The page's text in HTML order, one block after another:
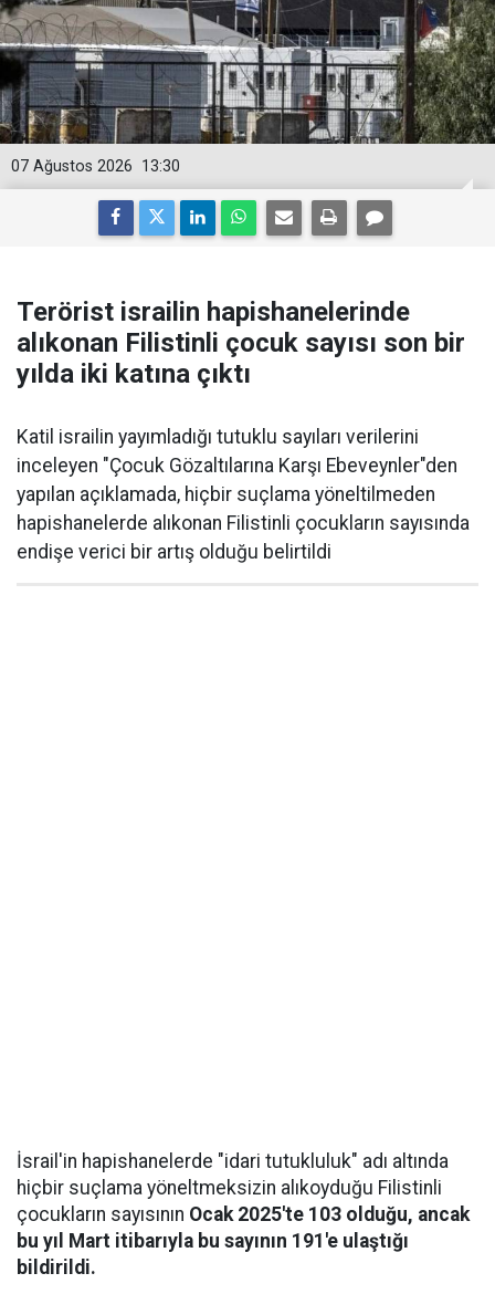
13:30
07 Ağustos 2026
Terörist israilin hapishanelerinde
alıkonan Filistinli çocuk sayısı son bir
yılda iki katına çıktı
Katil israilin yayımladığı tutuklu sayıları verilerini
inceleyen "Çocuk Gözaltılarına Karşı Ebeveynler"den
yapılan açıklamada, hiçbir suçlama yöneltilmeden
hapishanelerde alıkonan Filistinli çocukların sayısında
endişe verici bir artış olduğu belirtildi
İsrail'in hapishanelerde "idari tutukluluk" adı altında
hiçbir suçlama yöneltmeksizin alıkoyduğu Filistinli
çocukların sayısının Ocak 2025'te 103 olduğu, ancak
bu yıl Mart itibarıyla bu sayının 191'e ulaştığı
bildirildi.